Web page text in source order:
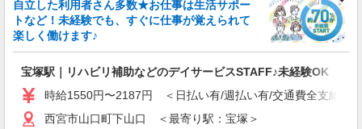
介護老人保健施設シルバーハウス
時給1140円〜 ※介護福祉士加算別途有
介護老人保健施設シルバーハウス （兵庫県西
宮市塩瀬町生瀬1281番地-5）
詳細を見る
自立した利用者さん多数★お仕事は生活サポー
トなど！未経験でも、すぐに仕事が覚えられて
楽しく働けます♪
宝塚駅｜リハビリ補助などのデイサービスSTAFF♪未経験OK
時給1550円〜2187円 ＜日払い有/週払い有/交通費全支給(ガ
西宮市山口町下山口 ＜最寄り駅：宝塚＞